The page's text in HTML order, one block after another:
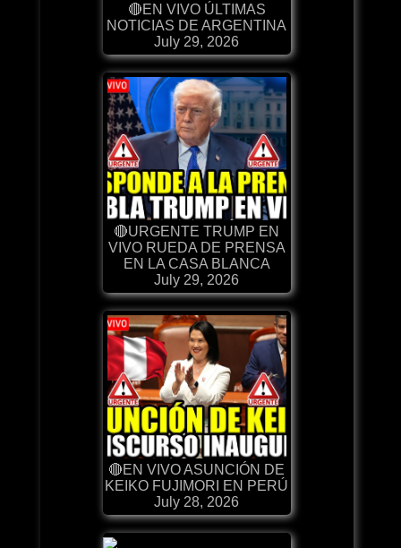
🔴EN VIVO ÚLTIMAS
NOTICIAS DE ARGENTINA
July 29, 2026
🔴URGENTE TRUMP EN
VIVO RUEDA DE PRENSA
EN LA CASA BLANCA
July 29, 2026
🔴EN VIVO ASUNCIÓN DE
KEIKO FUJIMORI EN PERÚ
July 28, 2026